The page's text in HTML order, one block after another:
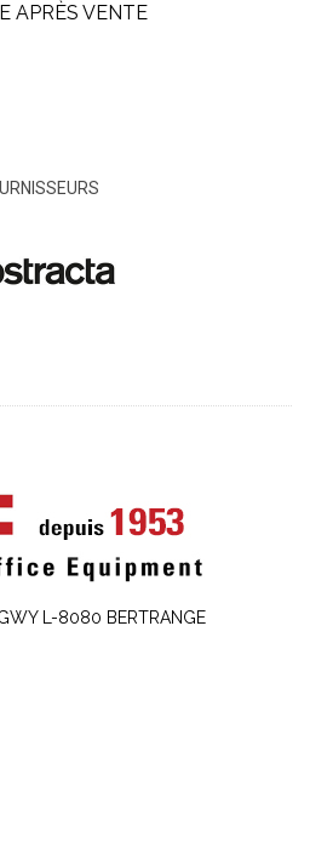
APRÈS VENTE
L-8080 BERTRANGE